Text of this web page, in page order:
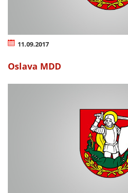
11.09.2017
Oslava MDD